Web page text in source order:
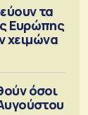
τα
Ευρώπης
χειμώνα
όσοι